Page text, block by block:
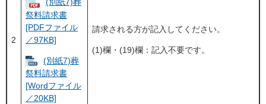
2
祭料請求書
[PDFファイル
／97KB]
(別紙7)葬
祭料請求書
[Wordファイル
／20KB]
請求される方が記入してください。
(1)欄・(19)欄：記入不要です。